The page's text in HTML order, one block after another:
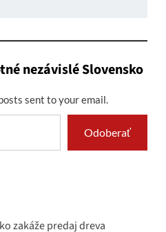
nezávislé Slovensko
sent to your email.
Odoberať
zakáže predaj dreva